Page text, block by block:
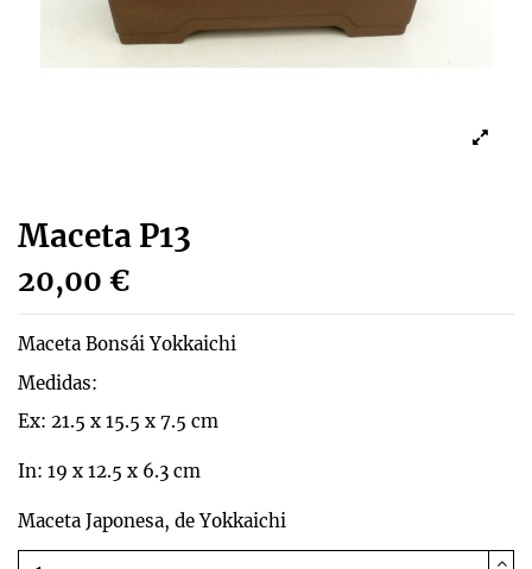
Maceta P13
20,00 €
Maceta Bonsái Yokkaichi
Medidas:
Ex: 21.5 x 15.5 x 7.5 cm
In: 19 x 12.5 x 6.3 cm
Maceta Japonesa, de Yokkaichi